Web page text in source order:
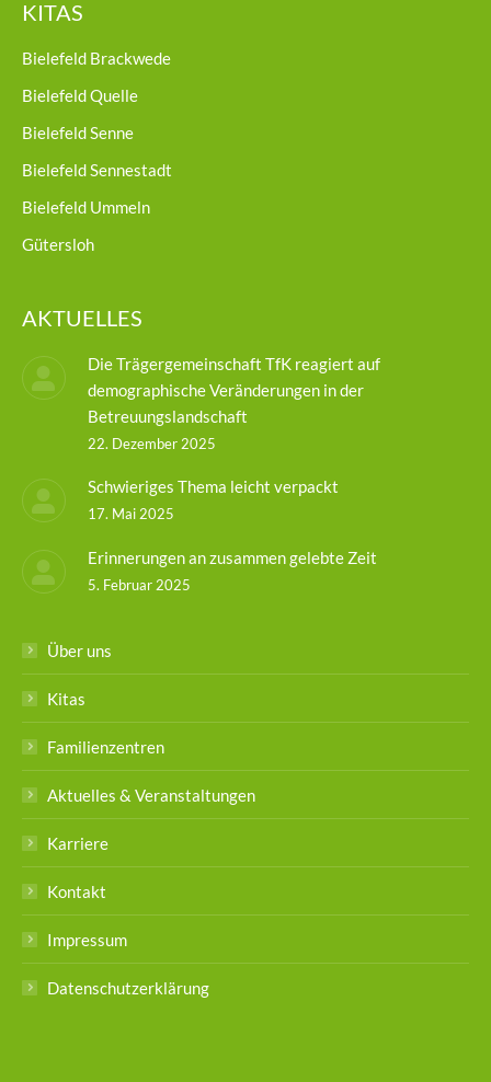
KITAS
Bielefeld Brackwede
Bielefeld Quelle
Bielefeld Senne
Bielefeld Sennestadt
Bielefeld Ummeln
Gütersloh
AKTUELLES
Die Trägergemeinschaft TfK reagiert auf
demographische Veränderungen in der
Betreuungslandschaft
22. Dezember 2025
Schwieriges Thema leicht verpackt
17. Mai 2025
Erinnerungen an zusammen gelebte Zeit
5. Februar 2025
Über uns
Kitas
Familienzentren
Aktuelles & Veranstaltungen
Karriere
Kontakt
Impressum
Datenschutzerklärung